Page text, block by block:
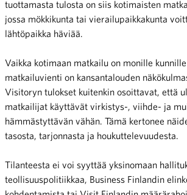
tuottamasta tulosta on siis kotimaisten
jossa mökkikunta tai vierailupaikkakunta
lähtöpaikka häviää.
Vaikka kotimaan matkailu on monille
matkailuvienti on kansantalouden
Visitoryn tulokset kuitenkin osoittavat, että
matkailijat käyttävät virkistys-, viihde- ja
hämmästyttävän vähän. Tämä kertonee
tasosta, tarjonnasta ja houkuttelevuudesta.
Tilanteesta ei voi syyttää yksinomaan
teollisuuspolitiikkaa, Business Finlandin